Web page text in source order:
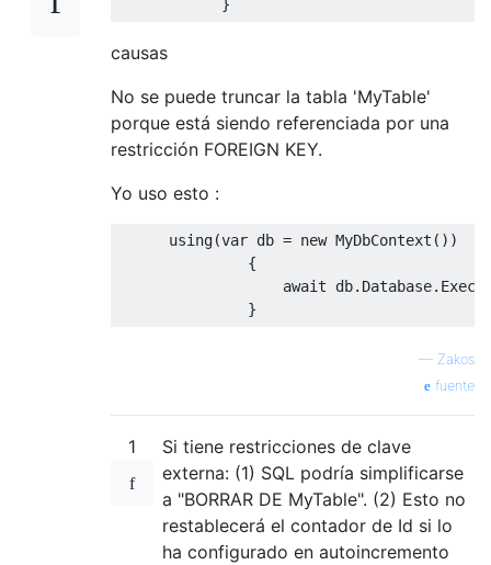
}
causas
No se puede truncar la tabla 'MyTable'
porque está siendo referenciada por una
restricción FOREIGN KEY.
Yo uso esto :
using(var db = new MyDbContext ())
{
await db. Database.
}
— Zakos
fuente
1
Si tiene restricciones de clave
externa: (1) SQL podría simplificarse
a "BORRAR DE MyTable". (2) Esto no
restablecerá el contador de Id si lo
ha configurado en autoincremento